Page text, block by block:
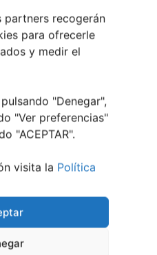
partners recogerán
para ofrecerle
y medir el
"Denegar",
"Ver preferencias"
"ACEPTAR".
visita la Política
en Baños de Molga
de Jazz e Blues
a grandes músicos del 3
2026 2 julio, 2026